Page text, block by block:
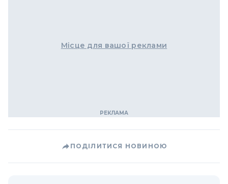
Місце для вашої реклами
ПОДІЛИТИСЯ НОВИНОЮ